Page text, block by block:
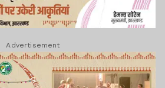
Advertisement